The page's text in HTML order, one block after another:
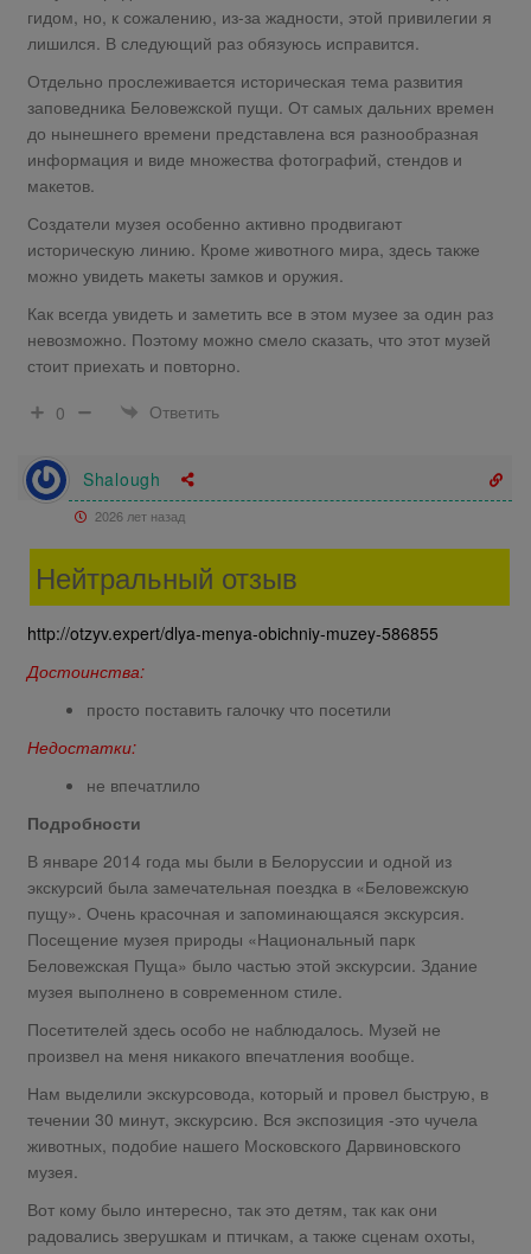
гидом, но, к сожалению, из-за жадности, этой привилегии я
лишился. В следующий раз обязуюсь исправится.
Отдельно прослеживается историческая тема развития
заповедника Беловежской пущи. От самых дальних времен
до нынешнего времени представлена вся разнообразная
информация и виде множества фотографий, стендов и
макетов.
Создатели музея особенно активно продвигают
историческую линию. Кроме животного мира, здесь также
можно увидеть макеты замков и оружия.
Как всегда увидеть и заметить все в этом музее за один раз
невозможно. Поэтому можно смело сказать, что этот музей
стоит приехать и повторно.
0
Ответить
Shalough
2026 лет назад
Нейтральный отзыв
http://otzyv.expert/dlya-menya-obichniy-muzey-586855
Достоинства:
просто поставить галочку что посетили
Недостатки:
не впечатлило
Подробности
В январе 2014 года мы были в Белоруссии и одной из
экскурсий была замечательная поездка в «Беловежскую
пущу». Очень красочная и запоминающаяся экскурсия.
Посещение музея природы «Национальный парк
Беловежская Пуща» было частью этой экскурсии. Здание
музея выполнено в современном стиле.
Посетителей здесь особо не наблюдалось. Музей не
произвел на меня никакого впечатления вообще.
Нам выделили экскурсовода, который и провел быструю, в
течении 30 минут, экскурсию. Вся экспозиция -это чучела
животных, подобие нашего Московского Дарвиновского
музея.
Вот кому было интересно, так это детям, так как они
радовались зверушкам и птичкам, а также сценам охоты,